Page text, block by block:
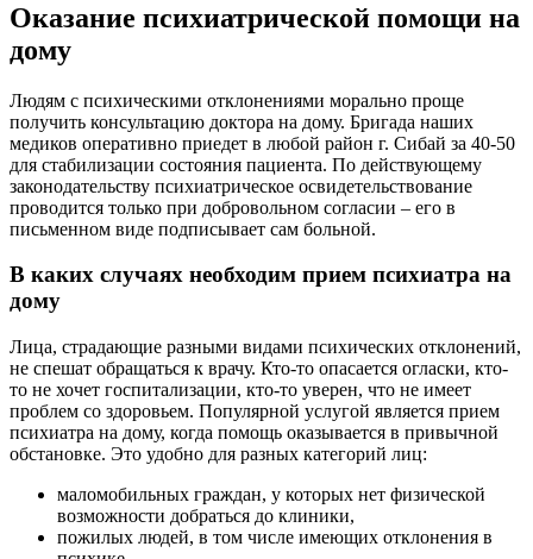
Оказание психиатрической помощи на
дому
Людям с психическими отклонениями морально проще
получить консультацию доктора на дому. Бригада наших
медиков оперативно приедет в любой район г. Сибай за 40-50
для стабилизации состояния пациента. По действующему
законодательству психиатрическое освидетельствование
проводится только при добровольном согласии – его в
письменном виде подписывает сам больной.
В каких случаях необходим прием психиатра на
дому
Лица, страдающие разными видами психических отклонений,
не спешат обращаться к врачу. Кто-то опасается огласки, кто-
то не хочет госпитализации, кто-то уверен, что не имеет
проблем со здоровьем. Популярной услугой является прием
психиатра на дому, когда помощь оказывается в привычной
обстановке. Это удобно для разных категорий лиц:
маломобильных граждан, у которых нет физической
возможности добраться до клиники,
пожилых людей, в том числе имеющих отклонения в